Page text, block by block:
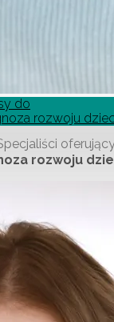
do
rozwoju
rozwoju